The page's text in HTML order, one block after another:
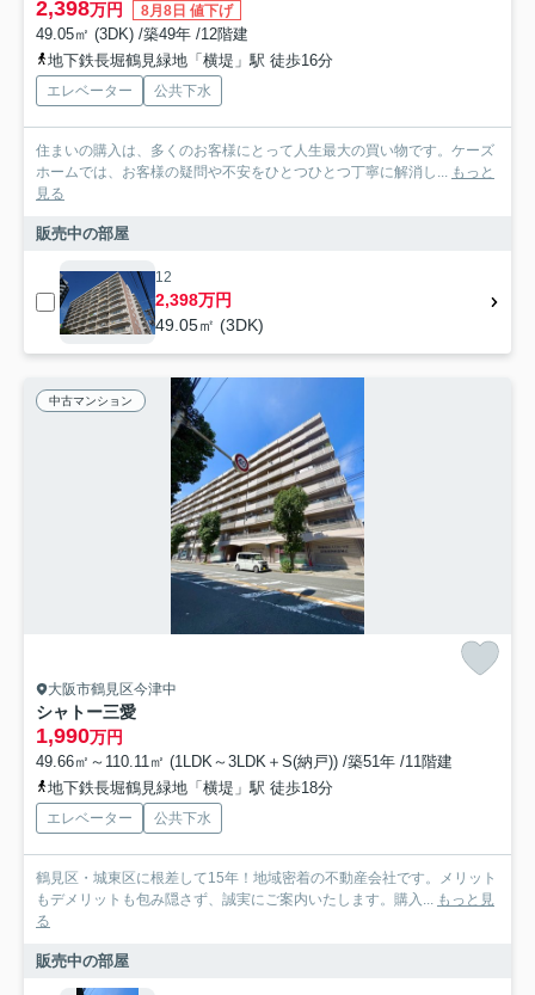
2,398万円 8月8日 値下げ
49.05㎡ (3DK) /築49年 /12階建
地下鉄長堀鶴見緑地「横堤」駅 徒歩16分
エレベーター 公共下水
住まいの購入は、多くのお客様にとって人生最大の買い物です。ケーズ
ホームでは、お客様の疑問や不安をひとつひとつ丁寧に解消し... もっと
見る
販売中の部屋
12
2,398万円
49.05㎡ (3DK)
中古マンション
大阪市鶴見区今津中
シャトー三愛
1,990万円
49.66㎡～110.11㎡ (1LDK～3LDK＋S(納戸)) /築51年 /11階建
地下鉄長堀鶴見緑地「横堤」駅 徒歩18分
エレベーター 公共下水
鶴見区・城東区に根差して15年！地域密着の不動産会社です。メリット
もデメリットも包み隠さず、誠実にご案内いたします。購入... もっと見
る
販売中の部屋